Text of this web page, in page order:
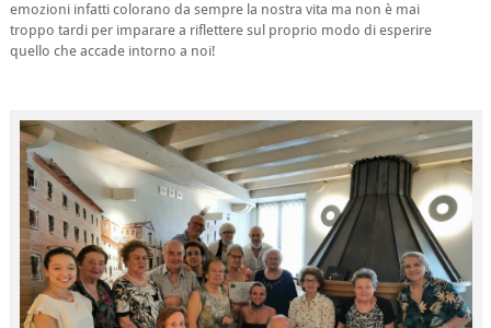
emozioni infatti colorano da sempre la nostra vita ma non è mai
troppo tardi per imparare a riflettere sul proprio modo di esperire
quello che accade intorno a noi!